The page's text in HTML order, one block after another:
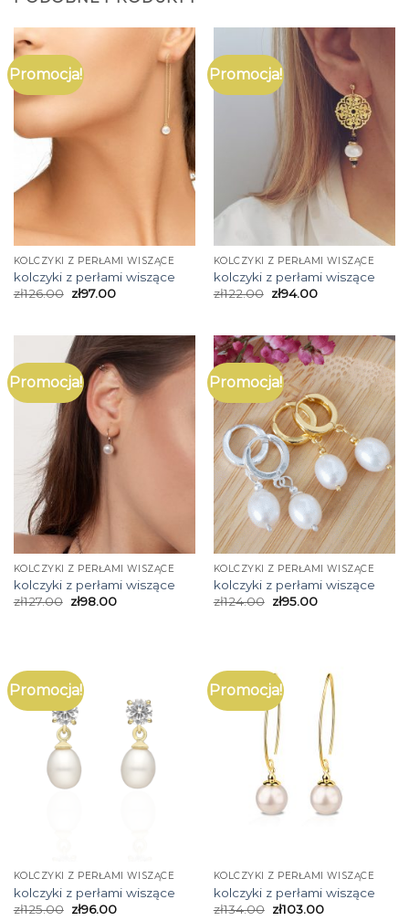
Promocja!
KOLCZYKI Z PERŁAMI WISZĄCE
kolczyki z perłami wiszące
zł126.00 zł97.00
Promocja!
KOLCZYKI Z PERŁAMI WISZĄCE
kolczyki z perłami wiszące
zł122.00 zł94.00
Promocja!
KOLCZYKI Z PERŁAMI WISZĄCE
kolczyki z perłami wiszące
zł127.00 zł98.00
Promocja!
KOLCZYKI Z PERŁAMI WISZĄCE
kolczyki z perłami wiszące
zł124.00 zł95.00
Promocja!
KOLCZYKI Z PERŁAMI WISZĄCE
kolczyki z perłami wiszące
zł125.00 zł96.00
Promocja!
KOLCZYKI Z PERŁAMI WISZĄCE
kolczyki z perłami wiszące
zł134.00 zł103.00